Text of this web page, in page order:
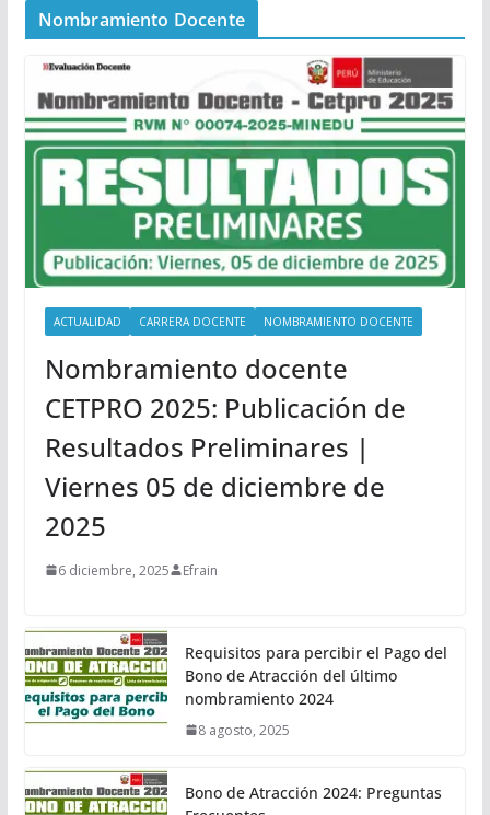
Nombramiento Docente
ACTUALIDAD CARRERA DOCENTE NOMBRAMIENTO DOCENTE
Nombramiento docente
CETPRO 2025: Publicación de
Resultados Preliminares |
Viernes 05 de diciembre de
2025
6 diciembre, 2025 Efrain
Requisitos para percibir el Pago del
Bono de Atracción del último
nombramiento 2024
8 agosto, 2025
Bono de Atracción 2024: Preguntas